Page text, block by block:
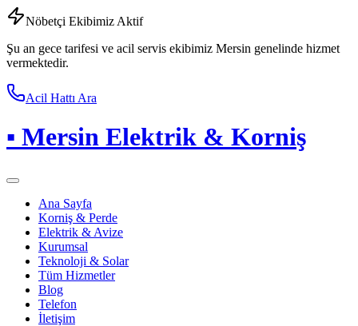
Nöbetçi Ekibimiz Aktif
Şu an gece tarifesi ve acil servis ekibimiz Mersin genelinde hizmet
vermektedir.
Acil Hattı Ara
▪ Mersin Elektrik & Korniş
Ana Sayfa
Korniş & Perde
Elektrik & Avize
Kurumsal
Teknoloji & Solar
Tüm Hizmetler
Blog
Telefon
İletişim